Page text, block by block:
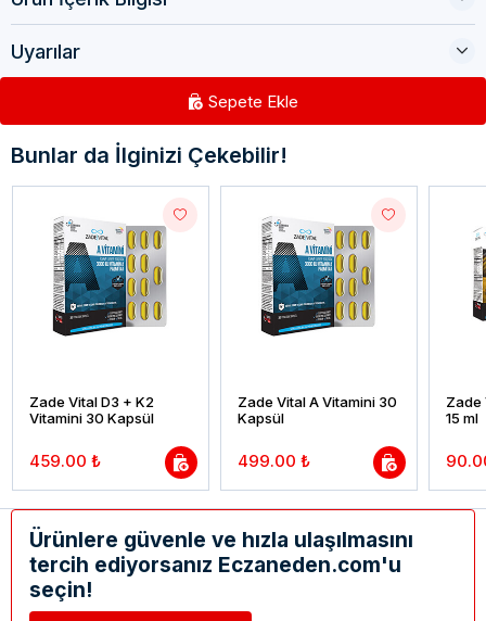
Uyarılar
Sepete Ekle
Bunlar da İlginizi Çekebilir!
Zade Vital D3 + K2
Vitamini 30 Kapsül
459.00 ₺
Zade Vital A Vitamini 30
Kapsül
499.00 ₺
Zade
15 ml
Ürünlere güvenle ve hızla ulaşılmasını
tercih ediyorsanız Eczaneden.com'u
seçin!